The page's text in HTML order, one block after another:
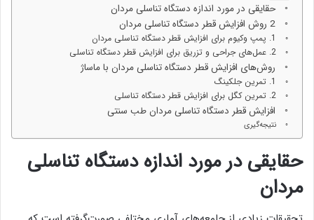
حقایقی در مورد اندازه دستگاه تناسلی مردان
2 روش افزایش قطر دستگاه تناسلی مردان
1. پمپ وکیوم برای افزایش قطر دستگاه تناسلی مردان
2. عمل‌های جراحی و تزریق برای افزایش قطر دستگاه تناسلی
روش‌های افزایش قطر دستگاه تناسلی مردان با ماساژ
1. تمرین جلکینگ
2. تمرین کگل برای افزایش قطر دستگاه تناسلی
افزایش قطر دستگاه تناسلی مردان طب سنتی
نتیجه‌گیری
حقایقی در مورد اندازه دستگاه تناسلی
مردان